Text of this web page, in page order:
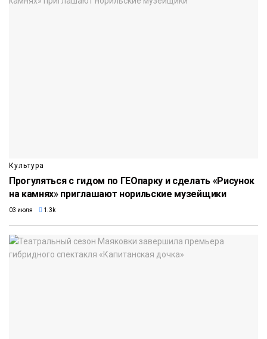
Культура
Прогуляться с гидом по ГЕОпарку и сделать «Рисунок
на камнях» приглашают норильские музейщики
03 июля 1.3k